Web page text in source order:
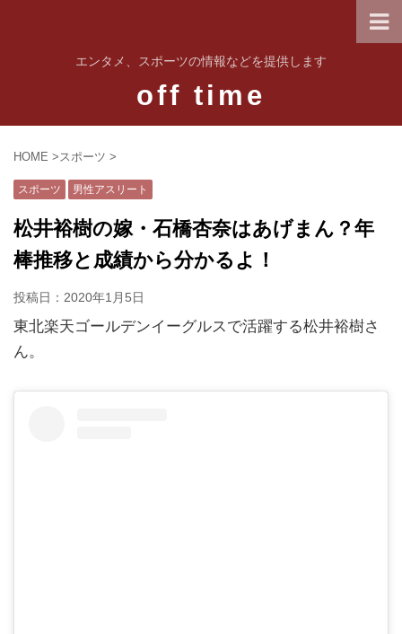
エンタメ、スポーツの情報などを提供します
off time
HOME >スポーツ >
スポーツ 男性アスリート
松井裕樹の嫁・石橋杏奈はあげまん？年
棒推移と成績から分かるよ！
投稿日： 2020年1月5日
東北楽天ゴールデンイーグルスで活躍する松井裕樹さ
ん。